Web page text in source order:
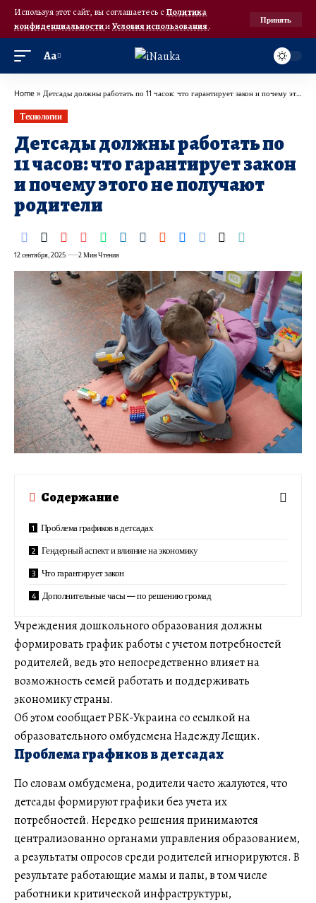
Используя этот сайт, вы соглашаетесь с Политика
конфиденциальностииУсловия использования.
Принять
Аа
Home » Детсады должны работать по 11 часов: что гарантирует закон и почему этого не получают родители
Технологии
Детсады должны работать по
11 часов: что гарантирует закон
и почему этого не получают
родители
12 сентября, 2025 2 Мин Чтения
Содержание
Проблема графиков в детсадах
Гендерный аспект и влияние на экономику
Что гарантирует закон
Дополнительные часы — по решению громад
Учреждения дошкольного образования должны
формировать график работы с учетом потребностей
родителей, ведь это непосредственно влияет на
возможность семей работать и поддерживать
экономику страны.
Об этом сообщает РБК-Украина со ссылкой на
образовательного омбудсмена Надежду Лещик.
Проблема графиков в детсадах
По словам омбудсмена, родители часто жалуются, что
детсады формируют графики без учета их
потребностей. Нередко решения принимаются
централизованно органами управления образованием,
а результаты опросов среди родителей игнорируются. В
результате работающие мамы и папы, в том числе
работники критической инфраструктуры,